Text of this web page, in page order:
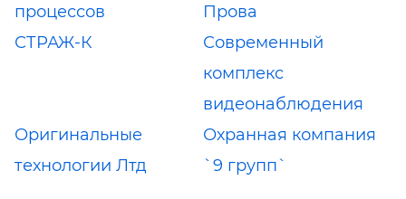
процессов
Прова
СТРАЖ-К
Современный
комплекс
видеонаблюдения
Оригинальные
технологии Лтд
Охранная компания
`9 групп`